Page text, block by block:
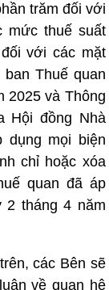
trăm đối với
mức thuế suất
với các mặt
Thuế quan
2025 và Thông
Hội đồng Nhà
mọi biện
chỉ hoặc xóa
quan đã áp
2 tháng 4 năm
các Bên sẽ
về quan hệ